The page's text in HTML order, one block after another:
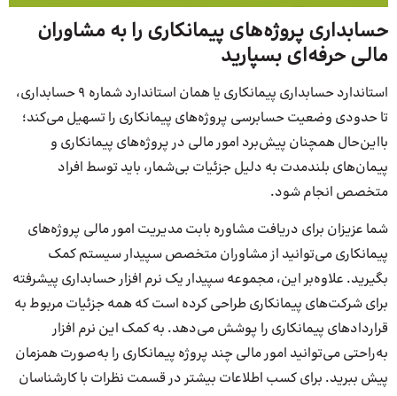
حسابداری پروژه‌های پیمانکاری را به مشاوران
مالی حرفه‌ای بسپارید
استاندارد حسابداری پیمانکاری یا همان استاندارد شماره 9 حسابداری،
تا حدودی وضعیت حسابرسی پروژه‌های پیمانکاری را تسهیل می‌کند؛
بااین‌حال همچنان پیش‌برد امور مالی در پروژه‌های پیمانکاری و
پیمان‌های بلندمدت به دلیل جزئیات بی‌شمار، باید توسط افراد
متخصص انجام شود.
شما عزیزان برای دریافت مشاوره بابت مدیریت امور مالی پروژه‌های
پیمانکاری می‌توانید از مشاوران متخصص سپیدار سیستم کمک
بگیرید. علاوه‌بر این، مجموعه سپیدار یک نرم افزار حسابداری پیشرفته
برای شرکت‌های پیمانکاری طراحی کرده است که همه جزئیات مربوط به
قراردادهای پیمانکاری را پوشش می‌دهد. به کمک این نرم افزار
به‌راحتی می‌توانید امور مالی چند پروژه پیمانکاری را به‌صورت همزمان
پیش ببرید. برای کسب اطلاعات بیشتر در قسمت نظرات با کارشناسان